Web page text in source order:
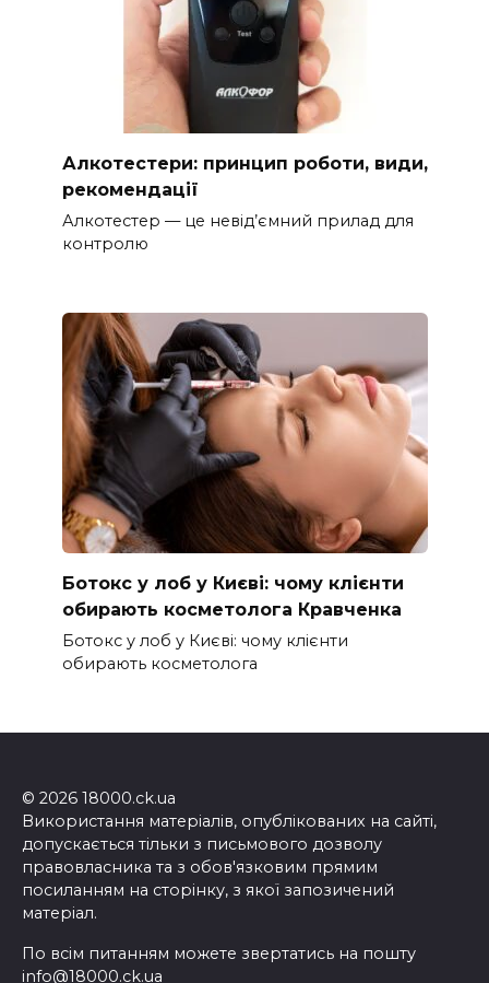
Алкотестери: принцип роботи, види,
рекомендації
Алкотестер — це невід’ємний прилад для
контролю
Ботокс у лоб у Києві: чому клієнти
обирають косметолога Кравченка
Ботокс у лоб у Києві: чому клієнти
обирають косметолога
© 2026 18000.ck.ua
Використання матеріалів, опублікованих на сайті,
допускається тільки з письмового дозволу
правовласника та з обов'язковим прямим
посиланням на сторінку, з якої запозичений
матеріал.
По всім питанням можете звертатись на пошту
info@18000.ck.ua